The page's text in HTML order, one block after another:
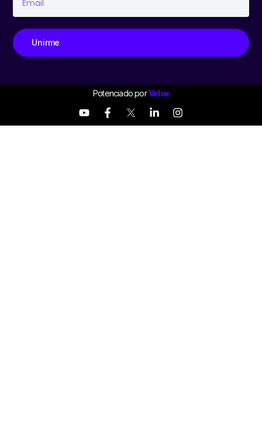
Unirme
Potenciado porVelox